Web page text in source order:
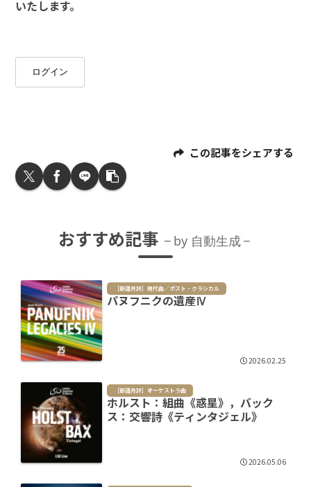
いたします。
ログイン
この記事をシェアする
おすすめ記事 by 自動生成
［新譜月評］現代曲／ポスト・クラシカル
パヌフニクの遺産Ⅳ
2026.02.25
［新譜月評］オーケストラ曲
ホルスト：組曲《惑星》，バック
ス：交響詩《ティンタジェル》
2026.05.06